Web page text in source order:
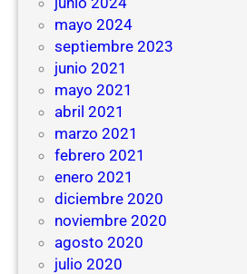
mayo 2024
septiembre 2023
junio 2021
mayo 2021
abril 2021
marzo 2021
febrero 2021
enero 2021
diciembre 2020
noviembre 2020
agosto 2020
julio 2020